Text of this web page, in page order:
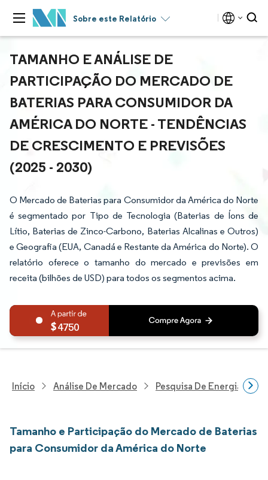
Sobre este Relatório
TAMANHO E ANÁLISE DE
PARTICIPAÇÃO DO MERCADO DE
BATERIAS PARA CONSUMIDOR DA
AMÉRICA DO NORTE - TENDÊNCIAS
DE CRESCIMENTO E PREVISÕES
(2025 - 2030)
O Mercado de Baterias para Consumidor da América do Norte
é segmentado por Tipo de Tecnologia (Baterias de Íons de
Lítio, Baterias de Zinco-Carbono, Baterias Alcalinas e Outros)
e Geografia (EUA, Canadá e Restante da América do Norte). O
relatório oferece o tamanho do mercado e previsões em
receita (bilhões de USD) para todos os segmentos acima.
4750
Início Análise De Mercado Pesquisa De Energia E
Tamanho e Participação do Mercado de Baterias
para Consumidor da América do Norte